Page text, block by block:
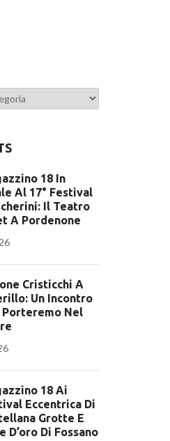
18 In
Al 17° Festival
Il Teatro
A Pordenone
Cristicchi A
Un Incontro
Porteremo Nel
18 Ai
Eccentrica Di
Grotte E
D’oro Di Fossano